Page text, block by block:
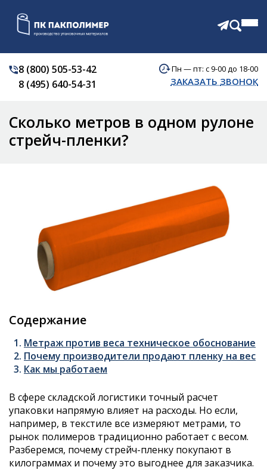
КАТАЛОГ
О КОМПАНИИ
ОТЗЫВЫ
ДОСТАВКА
8 (800) 505-53-42
8 (495) 640-54-31
Пн — пт: с 9-00 до 18-00
ЗАКАЗАТЬ ЗВОНОК
Сколько метров в одном рулоне
стрейч-пленки?
Содержание
Метраж против веса техническое обоснование
Почему производители продают пленку на вес
Как мы работаем
В сфере складской логистики точный расчет
упаковки напрямую влияет на расходы. Но если,
например, в текстиле все измеряют метрами, то
рынок полимеров традиционно работает с весом.
Разберемся, почему стрейч-пленку покупают в
килограммах и почему это выгоднее для заказчика.